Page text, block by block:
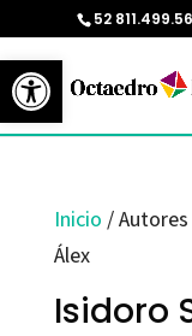
Abrir barra de
52
Inicio /
Álex
Isidoro